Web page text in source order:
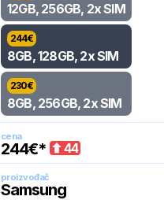
12GB, 256GB, 2x SIM
244€
8GB, 128GB, 2x SIM
230€
8GB, 256GB, 2x SIM
cena
244€* 44
proizvođač
Samsung